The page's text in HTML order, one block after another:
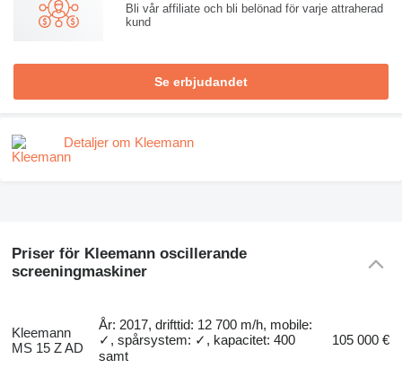
Bli vår affiliate och bli belönad för varje attraherad
kund
Se erbjudandet
Detaljer om Kleemann
Priser för Kleemann oscillerande
screeningmaskiner
Kleemann
MS 15 Z AD
År: 2017, drifttid: 12 700 m/h, mobile:
✓, spårsystem: ✓, kapacitet: 400
samt
105 000 €